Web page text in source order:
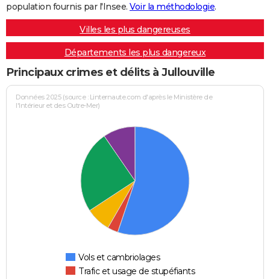
population fournis par l'Insee. Voir la méthodologie.
Villes les plus dangereuses
Départements les plus dangereux
Principaux crimes et délits à Jullouville
Données 2025 (source : Linternaute.com d'après le Ministère de
l'Intérieur et des Outre-Mer)
Vols et cambriolages
Trafic et usage de stupéfiants